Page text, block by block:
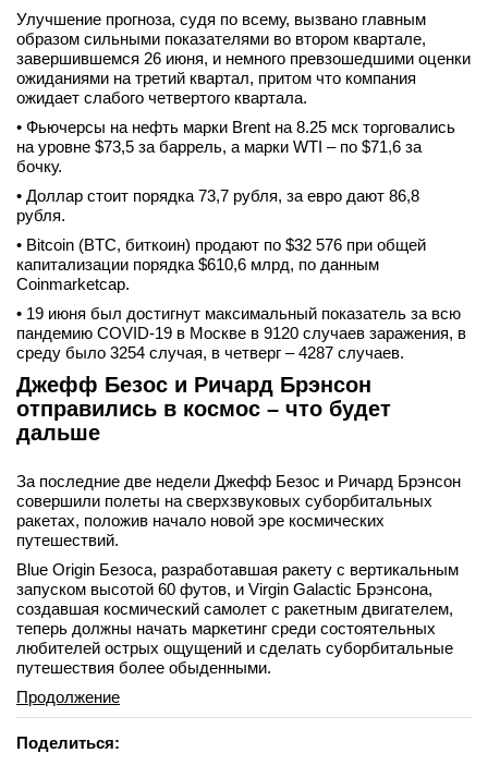
Улучшение прогноза, судя по всему, вызвано главным
образом сильными показателями во втором квартале,
завершившемся 26 июня, и немного превзошедшими оценки
ожиданиями на третий квартал, притом что компания
ожидает слабого четвертого квартала.
• Фьючерсы на нефть марки Brent на 8.25 мск торговались
на уровне $73,5 за баррель, а марки WTI – по $71,6 за
бочку.
• Доллар стоит порядка 73,7 рубля, за евро дают 86,8
рубля.
• Bitcoin (BTC, биткоин) продают по $32 576 при общей
капитализации порядка $610,6 млрд, по данным
Coinmarketcap.
• 19 июня был достигнут максимальный показатель за всю
пандемию COVID-19 в Москве в 9120 случаев заражения, в
среду было 3254 случая, в четверг – 4287 случаев.
Джефф Безос и Ричард Брэнсон
отправились в космос – что будет
дальше
За последние две недели Джефф Безос и Ричард Брэнсон
совершили полеты на сверхзвуковых суборбитальных
ракетах, положив начало новой эре космических
путешествий.
Blue Origin Безоса, разработавшая ракету с вертикальным
запуском высотой 60 футов, и Virgin Galactic Брэнсона,
создавшая космический самолет с ракетным двигателем,
теперь должны начать маркетинг среди состоятельных
любителей острых ощущений и сделать суборбитальные
путешествия более обыденными.
Продолжение
Поделиться: